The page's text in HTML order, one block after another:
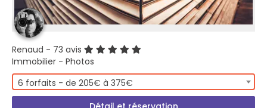
Renaud - 73 avis
Immobilier - Photos
6 forfaits - de 205€ à 375€